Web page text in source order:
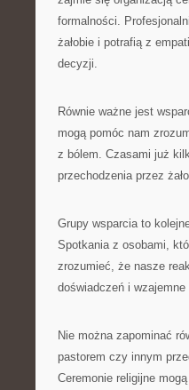
formalności.
żałobie i potrafią z
decyzji.
Równie ważne jest
mogą pomóc nam
z bólem. Czasami już
przechodzenia przez
Grupy wsparcia to
Spotkania z osobami,
zrozumieć, że nasze
doświadczeń i
Nie można zapominać
pastorem czy innym
Ceremonie religijne